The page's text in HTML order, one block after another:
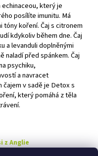
echinaceou, který je
posílíte imunitu. Má
koření. Čaj s citronem
kdykoliv během dne. Čaj
a levanduli doplněnými
naladí před spánkem. Čaj
psychiku,
a navracet
v sadě je Detox s
který pomáhá z těla
z Anglie